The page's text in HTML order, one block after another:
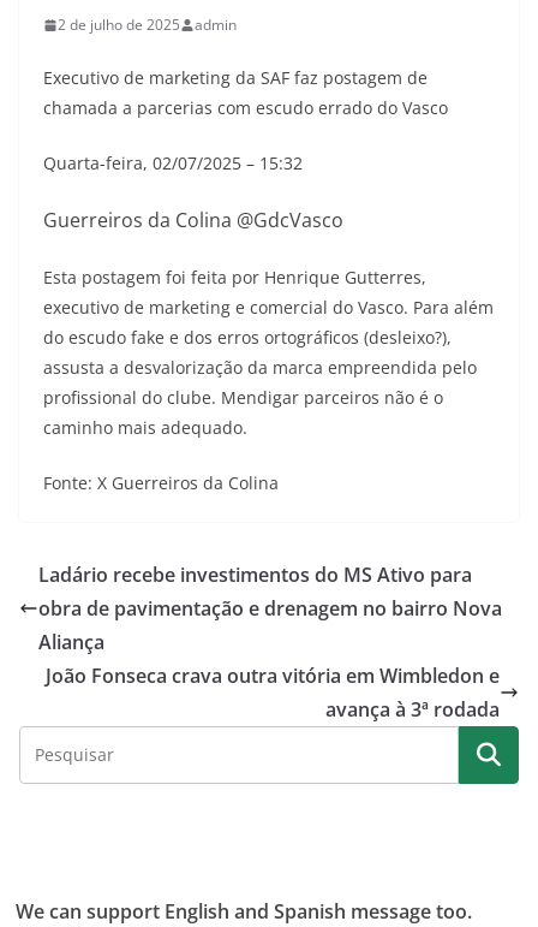
2 de julho de 2025 admin
Executivo de marketing da SAF faz postagem de
chamada a parcerias com escudo errado do Vasco
Quarta-feira, 02/07/2025 – 15:32
Guerreiros da Colina @GdcVasco
Esta postagem foi feita por Henrique Gutterres,
executivo de marketing e comercial do Vasco. Para além
do escudo fake e dos erros ortográficos (desleixo?),
assusta a desvalorização da marca empreendida pelo
profissional do clube. Mendigar parceiros não é o
caminho mais adequado.
Fonte: X Guerreiros da Colina
Ladário recebe investimentos do MS Ativo para
obra de pavimentação e drenagem no bairro Nova
Aliança
João Fonseca crava outra vitória em Wimbledon e
avança à 3ª rodada
We can support English and Spanish message too.